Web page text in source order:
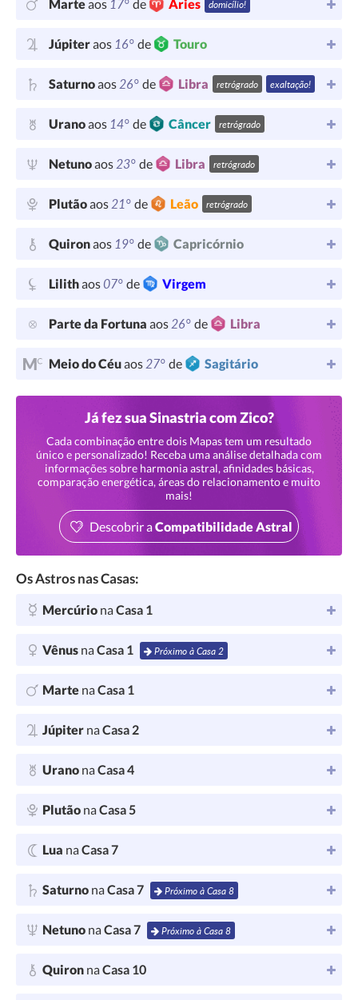
Marteaos 17° de Áries domicílio!
Júpiteraos 16° de Touro
Saturnoaos26° de Libra retrógrado exaltação!
Uranoaos 14° de Câncer retrógrado
Netunoaos23° de Libra retrógrado
Plutãoaos21° de Leão retrógrado
Quironaos 19° de Capricórnio
Lilithaos07° de Virgem
Parte da Fortuna aos26° de Libra
Meio do Céuaos27° de Sagitário
Já fez sua Sinastria com Zico?
Cada combinação entre dois Mapas tem um resultado
único e personalizado! Receba uma análise detalhada com
informações sobre harmonia astral, afinidades básicas,
comparação energética, áreas do relacionamento e muito
mais!
Descobrir aCompatibilidade Astral
Os Astros nas Casas:
Mercúrio naCasa 1
Vênus naCasa 1 Próximo à Casa 2
Marte naCasa 1
Júpiter naCasa 2
Urano naCasa 4
Plutão naCasa 5
Lua naCasa 7
Saturno naCasa 7 Próximo à Casa 8
Netuno naCasa 7 Próximo à Casa 8
Quiron naCasa 10